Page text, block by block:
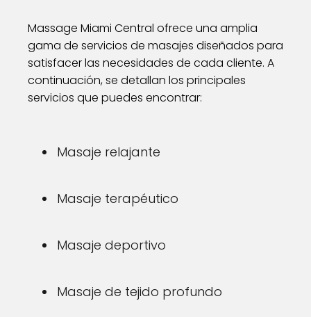
Massage Miami Central ofrece una amplia
gama de servicios de masajes diseñados para
satisfacer las necesidades de cada cliente. A
continuación, se detallan los principales
servicios que puedes encontrar:
Masaje relajante
Masaje terapéutico
Masaje deportivo
Masaje de tejido profundo